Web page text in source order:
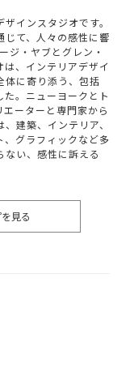
インスタジオです。
じて、人々の感性に響
ジ・ヤブとグレン・
、インテリアデザイ
体に寄り添う、包括
。ニューヨークとト
ーターと専門家から
建築、インテリア、
、グラフィックなど多
い、感性に訴える
見る